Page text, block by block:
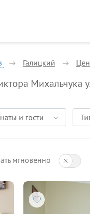
Галицкий
Михальчука
и гости
мгновенно